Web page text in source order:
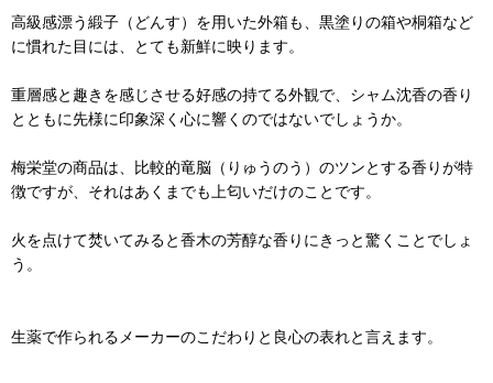
高級感漂う緞子（どんす）を用いた外箱も、黒塗りの箱や桐箱など
に慣れた目には、とても新鮮に映ります。
重層感と趣きを感じさせる好感の持てる外観で、シャム沈香の香り
とともに先様に印象深く心に響くのではないでしょうか。
梅栄堂の商品は、比較的竜脳（りゅうのう）のツンとする香りが特
徴ですが、それはあくまでも上匂いだけのことです。
火を点けて焚いてみると香木の芳醇な香りにきっと驚くことでしょ
う。
生薬で作られるメーカーのこだわりと良心の表れと言えます。